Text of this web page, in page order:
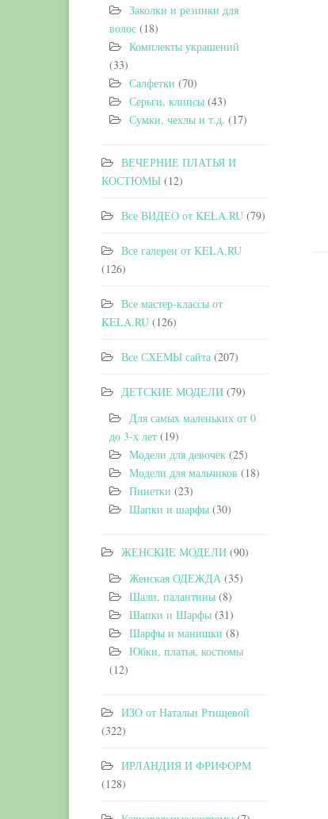
Заколки и резинки для
волос (18)
Комплекты украшений
(33)
Салфетки (70)
Серьги, клипсы (43)
Сумки, чехлы и т.д. (17)
ВЕЧЕРНИЕ ПЛАТЬЯ И
КОСТЮМЫ (12)
Все ВИДЕО от KELA.RU (79)
Все галереи от KELA.RU
(126)
Все мастер-классы от
KELA.RU (126)
Все СХЕМЫ сайта (207)
ДЕТСКИЕ МОДЕЛИ (79)
Для самых маленьких от 0
до 3-х лет (19)
Модели для девочек (25)
Модели для мальчиков (18)
Пинетки (23)
Шапки и шарфы (30)
ЖЕНСКИЕ МОДЕЛИ (90)
Женская ОДЕЖДА (35)
Шали, палантины (8)
Шапки и Шарфы (31)
Шарфы и манишки (8)
Юбки, платья, костюмы
(12)
ИЗО от Натальи Ртищевой
(322)
ИРЛАНДИЯ И ФРИФОРМ
(128)